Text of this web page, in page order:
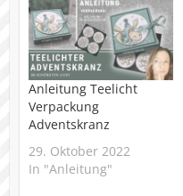
Anleitung Teelicht
Verpackung
Adventskranz
29. Oktober 2022
In "Anleitung"